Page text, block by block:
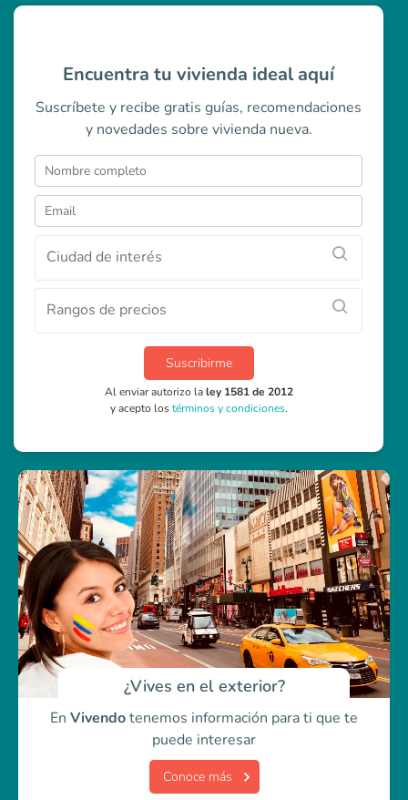
Encuentra tu vivienda ideal aquí
Suscríbete y recibe gratis guías, recomendaciones
y novedades sobre vivienda nueva.
Ciudad de interés
Rangos de precios
Suscribirme
Al enviar autorizo laley 1581 de 2012
y acepto lostérminos y condiciones.
¿Vives en el exterior?
En Vivendotenemos información para ti que te
puede interesar
Conoce más